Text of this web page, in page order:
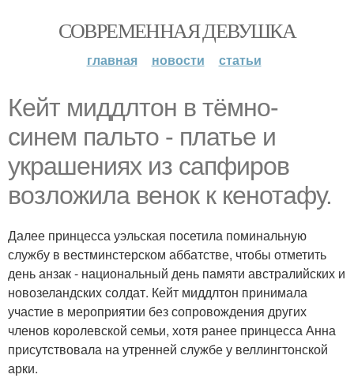
СОВРЕМЕННАЯ ДЕВУШКА
главная новости статьи
Кейт миддлтон в тёмно-
синем пальто - платье и
украшениях из сапфиров
возложила венок к кенотафу.
Далее принцесса уэльская посетила поминальную
службу в вестминстерском аббатстве, чтобы отметить
день анзак - национальный день памяти австралийских и
новозеландских солдат. Кейт миддлтон принимала
участие в мероприятии без сопровождения других
членов королевской семьи, хотя ранее принцесса Анна
присутствовала на утренней службе у веллингтонской
арки.